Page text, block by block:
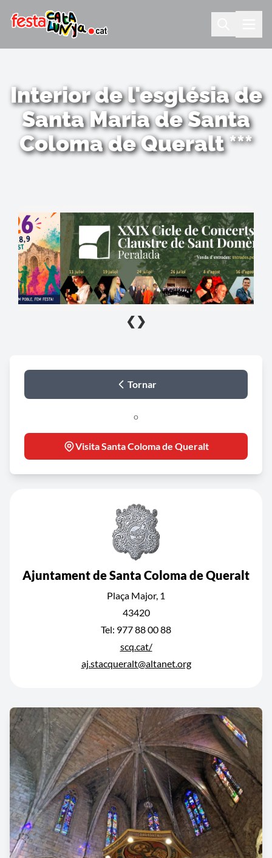
Interior de l'església de
Santa Maria de Santa
Coloma de Queralt ***
❮ ❯
Tornar
o
Visita Santa Coloma de Queralt
Ajuntament de Santa Coloma de Queralt
Plaça Major, 1
43420
Tel: 977 88 00 88
scq.cat/
aj.stacqueralt@altanet.org